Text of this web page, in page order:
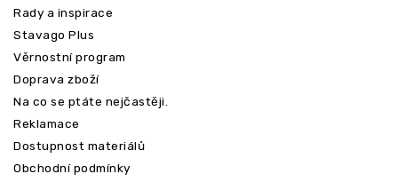
Rady a inspirace
Stavago Plus
Věrnostní program
Doprava zboží
Na co se ptáte nejčastěji.
Reklamace
Dostupnost materiálů
Obchodní podmínky